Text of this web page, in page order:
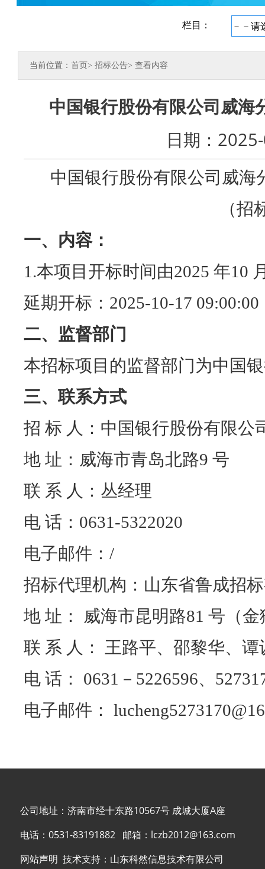
当前位置：首页 > 招标公告> 查看内容
中国银行股份有限公司威海
日期：
中国银行股份有限公司威海
（招
一、内容：
1.本项目开标时间由2025 年10
延期开标： 2025-10-17 09:00:00
二、监督部门
本招标项目的监督部门为中国
三、联系方式
招 标 人：中国银行股份有限公
地 址：威海市青岛北路9 号
联 系 人：丛经理
电 话： 0631-5322020
电子邮件： /
招标代理机构：山东省鲁成招
地 址： 威海市昆明路81 号（金
联 系 人： 王路平、邵黎华、谭
电 话： 0631 － 5226596、
电子邮件：
公司地址：济南市经十东路10567号 成城大厦A座
电话： 0531-83191882 邮箱： lczb2012@163.com
网站声明 技术支持： 山东科然信息技术有限公司